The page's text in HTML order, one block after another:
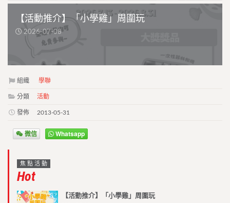
【活動推介】「小學雞」周圍玩
2026-07-08
組織 學聯
分類 活動
發佈 2013-05-31
微信 Whatsapp
焦點活動
Hot
【活動推介】「小學雞」周圍玩